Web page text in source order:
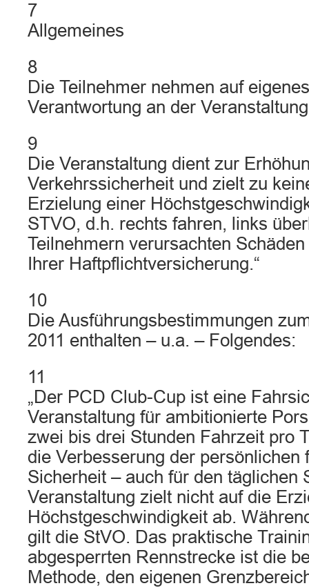
7
Allgemeines
8
Die Teilnehmer nehmen auf
Verantwortung an der
9
Die Veranstaltung dient zur
Verkehrssicherheit und zielt zu
Erzielung einer
STVO, d.h. rechts fahren, links
Teilnehmern verursachten
Ihrer Haftpflichtversicherung.“
10
Die Ausführungsbestimmungen
2011 enthalten – u.a. – Folgendes:
11
„Der PCD Club-Cup ist eine
Veranstaltung für ambitionierte
zwei bis drei Stunden Fahrzeit pro
die Verbesserung der persönlichen
Sicherheit – auch für den täglichen
Veranstaltung zielt nicht auf die
Höchstgeschwindigkeit ab.
gilt die StVO. Das praktische
abgesperrten Rennstrecke ist die
Methode, den eigenen